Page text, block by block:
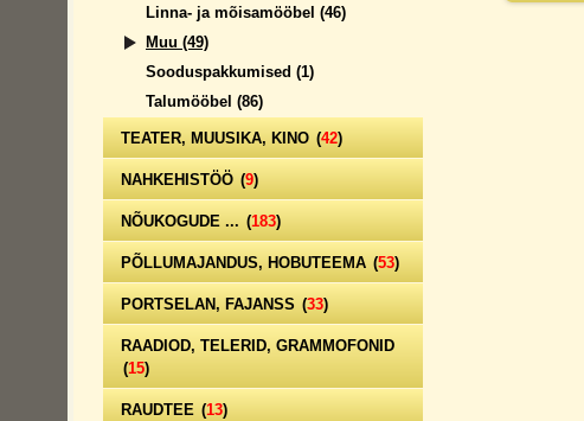
Linna- ja mõisamööbel (46)
Muu (49)
Sooduspakkumised (1)
Talumööbel (86)
TEATER, MUUSIKA, KINO (42)
NAHKEHISTÖÖ (9)
NÕUKOGUDE ... (183)
PÕLLUMAJANDUS, HOBUTEEMA (53)
PORTSELAN, FAJANSS (33)
RAADIOD, TELERID, GRAMMOFONID
(15)
RAUDTEE (13)